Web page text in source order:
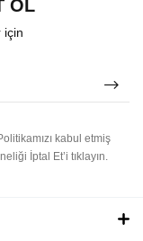
OL
için
kabul etmiş
İptal Et’i tıklayın.